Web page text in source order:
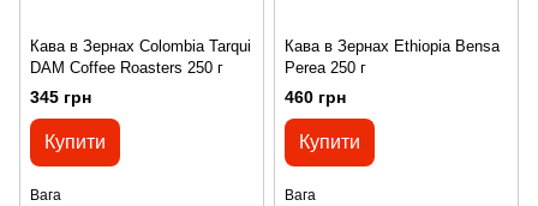
Кава в Зернах Colombia Tarqui
DAM Coffee Roasters 250 г
345 грн
Купити
Вага
Кава в Зернах Ethiopia Bensa
Perea 250 г
460 грн
Купити
Вага